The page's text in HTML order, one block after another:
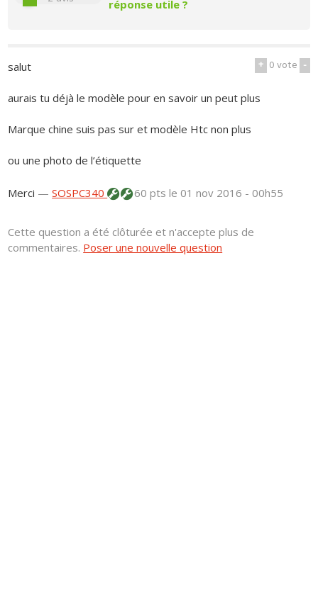
réponse utile ?
+ 0vote -
salut
aurais tu déjà le modèle pour en savoir un peut plus
Marque chine suis pas sur et modèle Htc non plus
ou une photo de l’étiquette
Merci —SOSPC340 60 ptsle 01 nov 2016 - 00h55
Cette question a été clôturée et n'accepte plus de
commentaires. Poser une nouvelle question